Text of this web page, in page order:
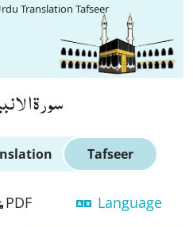
Translation Tafseer
سورة
Tafseer
PDF Language